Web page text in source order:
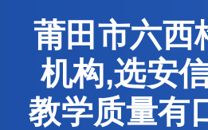
莆田市六西
机构,选安
教学质量有